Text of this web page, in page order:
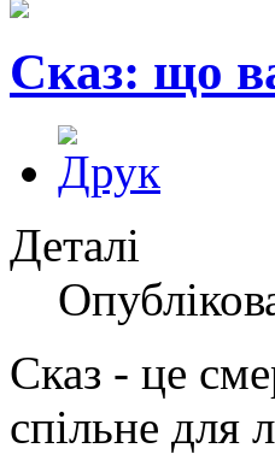
Сказ: що
Деталі
Сказ - це
спільне для